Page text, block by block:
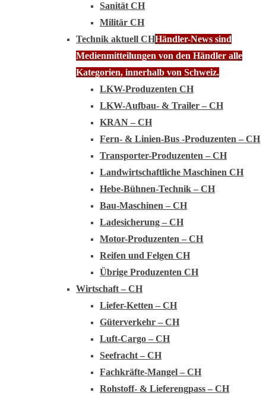
Sanität CH
Militär CH
Technik aktuell CHHändler-News sind
Medienmitteilungen von den Händler alle
Kategorien, innerhalb von Schweiz.
LKW-Produzenten CH
LKW-Aufbau- & Trailer – CH
KRAN – CH
Fern- & Linien-Bus -Produzenten – CH
Transporter-Produzenten – CH
Landwirtschaftliche Maschinen CH
Hebe-Bühnen-Technik – CH
Bau-Maschinen – CH
Ladesicherung – CH
Motor-Produzenten – CH
Reifen und Felgen CH
Übrige Produzenten CH
Wirtschaft – CH
Liefer-Ketten – CH
Güterverkehr – CH
Luft-Cargo – CH
Seefracht – CH
Fachkräfte-Mangel – CH
Rohstoff- & Lieferengpass – CH